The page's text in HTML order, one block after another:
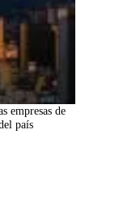
empresas de
país